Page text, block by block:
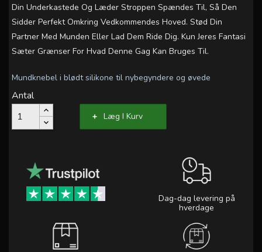
Din Underkastede Og Læder Stroppen Spændes Til, Så Den
Sidder Perfekt Omkring Vedkommendes Hoved. Stød Din
Partner Med Munden Eller Lad Dem Ride Dig. Kun Jeres Fantasi
Sæter Grænser For Hvad Denne Gag Kan Bruges Til.
Mundknebel i blødt silikone til nybegyndere og øvede
Antal
Læg I Kurv
Dag-dag levering på
hverdage